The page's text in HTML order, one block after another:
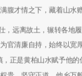
腹才情之下，藏着山水
，远离故土，辗转各地
官清廉自持，始终以宽
，正是黄柏山水赋予他